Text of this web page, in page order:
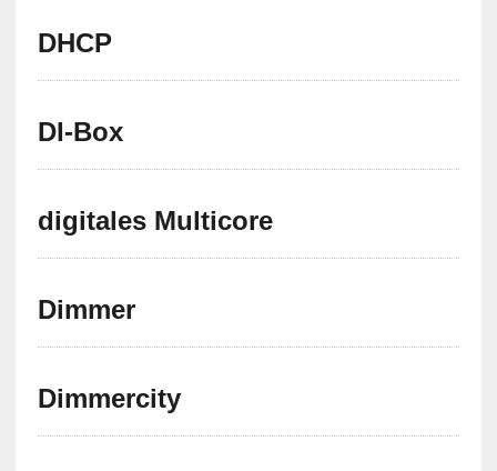
DHCP
DI-Box
digitales Multicore
Dimmer
Dimmercity